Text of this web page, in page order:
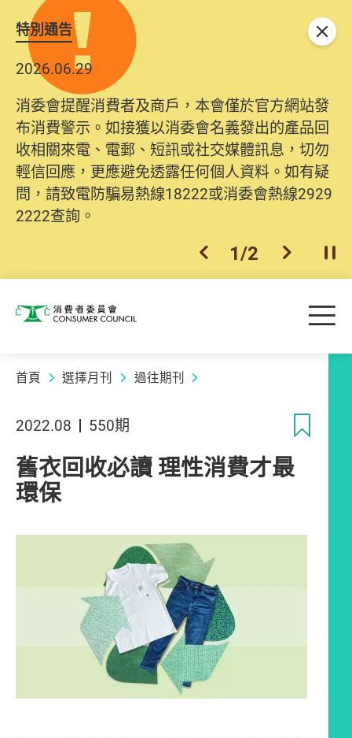
特別通告
2026.06.29
消委會提醒消費者及商戶，本會僅於官方網站發
布消費警示。如接獲以消委會名義發出的產品回
收相關來電、電郵、短訊或社交媒體訊息，切勿
輕信回應，更應避免透露任何個人資料。如有疑
問，請致電防騙易熱線18222或消委會熱線2929
2222查詢。
上一個
1/2 下一個開
關閉
消費者委員會 目
首頁 選擇月刊 過往期刊
2022.08 550期
舊衣回收必讀 理性消費才最
環保